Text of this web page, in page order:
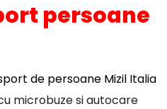
persoane
de persoane Mizil Italia
microbuze si autocare